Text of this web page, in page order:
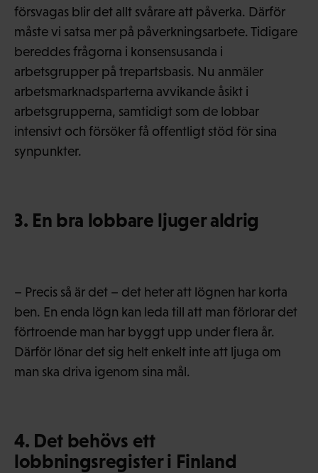
försvagas blir det allt svårare att påverka. Därför
måste vi satsa mer på påverkningsarbete. Tidigare
bereddes frågorna i konsensusanda i
arbetsgrupper på trepartsbasis. Nu anmäler
arbetsmarknadsparterna avvikande åsikt i
arbetsgrupperna, samtidigt som de lobbar
intensivt och försöker få offentligt stöd för sina
synpunkter.
3. En bra lobbare ljuger aldrig
– Precis så är det – det heter att lögnen har korta
ben. En enda lögn kan leda till att man förlorar det
förtroende man har byggt upp under flera år.
Därför lönar det sig helt enkelt inte att ljuga om
man ska driva igenom sina mål.
4. Det behövs ett
lobbningsregister i Finland